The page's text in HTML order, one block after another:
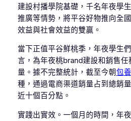
建設村播學院基礎，千名年夜學
推廣等情勢，將平谷好物推向全
效益與社會效益的雙贏。
當下正值平谷鮮桃季，年夜學生
言，為年夜桃brand建設和銷售
量。據不完整統計，截至今朝包養
種，通過電商渠道銷量占到總銷
近十個百分點。
實踐出實效。一個月的時間，年